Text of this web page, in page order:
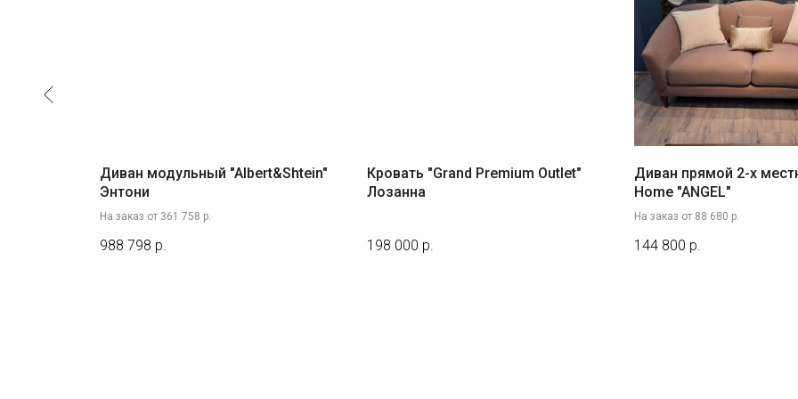
Диван модульный "Albert&Shtein"
Энтони
На заказ от 361 758 р.
988 798 р.
Кровать "Grand Premium Outlet"
Лозанна
198 000 р.
Диван прямой 2-х
Home "ANGEL"
На заказ от 88 680 р.
144 800 р.